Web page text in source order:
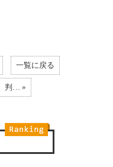
一覧に戻る
判… »